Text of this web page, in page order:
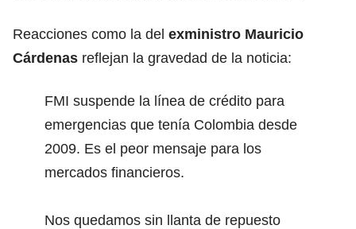
Reacciones como la del exministro Mauricio
Cárdenas reflejan la gravedad de la noticia:
FMI suspende la línea de crédito para
emergencias que tenía Colombia desde
2009. Es el peor mensaje para los
mercados financieros.
Nos quedamos sin llanta de repuesto